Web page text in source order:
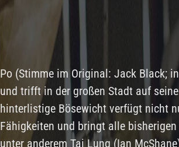
Po (Stimme im Original: Jack Black;
und trifft in der großen Stadt auf
hinterlistige Bösewicht verfügt nicht
Fähigkeiten und bringt alle
unter anderem Tai Lung (Ian